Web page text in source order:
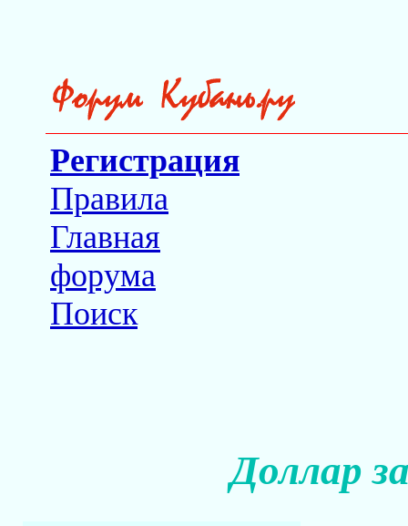
Регистрация
Правила
Главная
форума
Поиск
Доллар